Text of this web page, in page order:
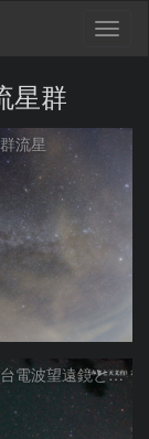
星群
流星
みさと天文台電波望遠鏡とペルセウス座流星